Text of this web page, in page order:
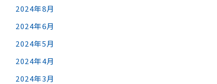
2024年8月
2024年6月
2024年5月
2024年4月
2024年3月